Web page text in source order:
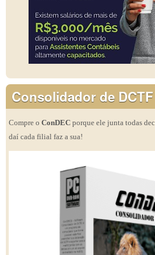
Consolidador de DCTF
Compre o ConDEC porque ele junta todas
daí cada filial faz a sua!